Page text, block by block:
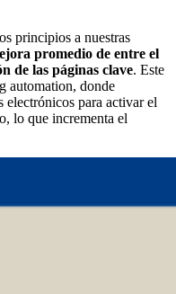
principios a nuestras
promedio de entre el
de las páginas clave. Este
automation, donde
electrónicos para activar el
lo que incrementa el